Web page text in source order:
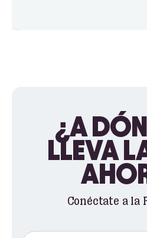
¿A
LLEVA
Conéctate a la